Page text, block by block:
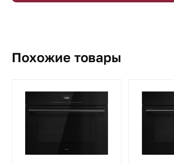
Похожие товары